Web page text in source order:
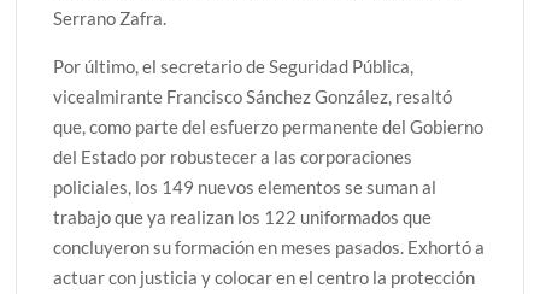
Serrano Zafra.
Por último, el secretario de Seguridad Pública,
vicealmirante Francisco Sánchez González, resaltó
que, como parte del esfuerzo permanente del Gobierno
del Estado por robustecer a las corporaciones
policiales, los 149 nuevos elementos se suman al
trabajo que ya realizan los 122 uniformados que
concluyeron su formación en meses pasados. Exhortó a
actuar con justicia y colocar en el centro la protección